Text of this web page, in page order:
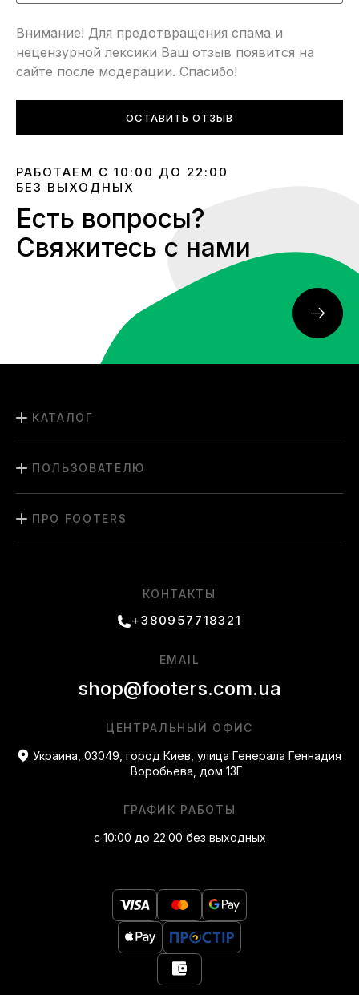
Внимание! Для предотвращения спама и
нецензурной лексики Ваш отзыв появится на
сайте после модерации. Спасибо!
ОСТАВИТЬ ОТЗЫВ
РАБОТАЕМ С 10:00 ДО 22:00
БЕЗ ВЫХОДНЫХ
Есть вопросы?
Свяжитесь с нами
КАТАЛОГ
ПОЛЬЗОВАТЕЛЮ
ПРО FOOTERS
КОНТАКТЫ
+380957718321
ЦЕНТРАЛЬНЫЙ ОФИС
Украина, 03049, город Киев, улица Генерала Геннадия
Воробьева, дом 13Г
ГРАФИК РАБОТЫ
с 10:00 до 22:00 без выходных
EMAIL
shop@footers.com.ua